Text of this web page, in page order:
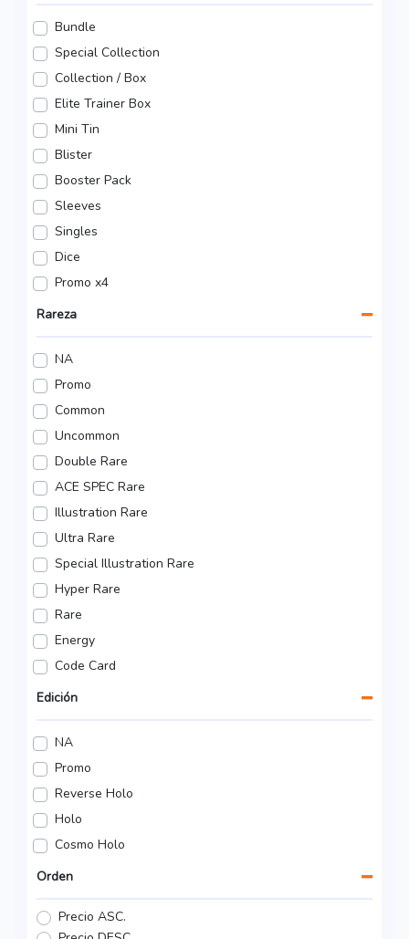
Bundle
Special Collection
Collection / Box
Elite Trainer Box
Mini Tin
Blister
Booster Pack
Sleeves
Singles
Dice
Promo x4
Rareza
NA
Promo
Common
Uncommon
Double Rare
ACE SPEC Rare
Illustration Rare
Ultra Rare
Special Illustration Rare
Hyper Rare
Rare
Energy
Code Card
Edición
NA
Promo
Reverse Holo
Holo
Cosmo Holo
Orden
Precio ASC.